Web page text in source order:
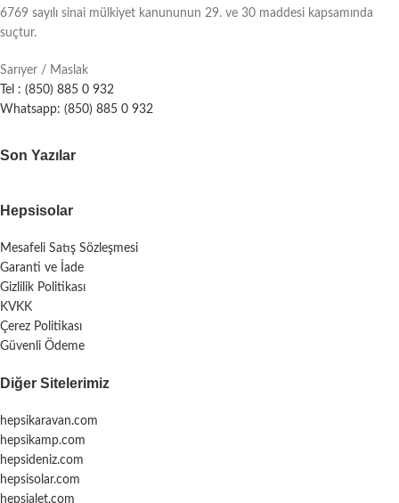
6769 sayılı sinai mülkiyet kanununun 29. ve 30 maddesi kapsamında
suçtur.
Sarıyer / Maslak
Tel : (850) 885 0 932
Whatsapp: (850) 885 0 932
Son Yazılar
Hepsisolar
Mesafeli Satış Sözleşmesi
Garanti ve İade
Gizlilik Politikası
KVKK
Çerez Politikası
Güvenli Ödeme
Diğer Sitelerimiz
hepsikaravan.com
hepsikamp.com
hepsideniz.com
hepsisolar.com
hepsialet.com